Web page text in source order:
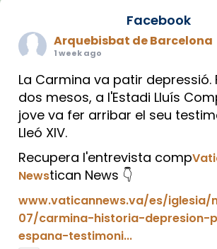
Facebook
Arquebisbat de Barcelona
1 week ago
La Carmina va patir depressió.
dos mesos, a l'Estadi Lluís
jove va fer arribar el seu
Lleó XIV.
Recupera l'entrevista comp
Newstican News 👇
www.vaticannews.va/es/iglesia/
07/carmina-historia-depresion-
espana-testimoni...